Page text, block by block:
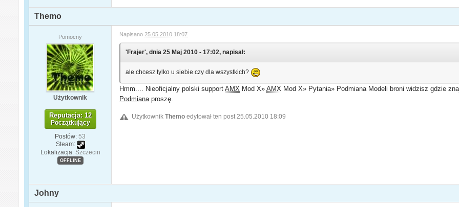
Themo
Pomocny
Użytkownik
Reputacja: 12
Początkujący
Postów: 53
Steam:
Lokalizacja: Szczecin
OFFLINE
Napisano 25.05.2010 18:07
'Frajer', dnia 25 Maj 2010 - 17:02, napisał:
ale chcesz tylko u siebie czy dla wszystkich?
Hmm.... Nieoficjalny polski supportAMX Mod X»AMX Mod X» Pytania» Podmiana Modeli broni widzisz gdzie
Podmianaproszę.
UżytkownikThemo edytował ten post 25.05.2010 18:09
Johny